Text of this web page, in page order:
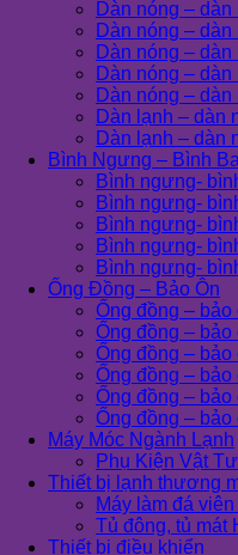
Dàn nóng –
Dàn nóng –
Dàn nóng – dàn
Dàn nóng – dàn
Dàn nóng –
Dàn lạnh – dàn
Dàn lạnh – dàn
Bình Ngưng – Bình
Bình ngưng-
Bình ngưng-
Bình ngưng-
Bình ngưng-
Bình ngưng-
Ống Đồng – Bảo Ôn
Ống đồng –
Ống đồng – bảo
Ống đồng – bảo
Ống đồng – bảo
Ống đồng –
Ống đồng – bảo
Máy Móc Ngành Lạnh
Phụ Kiện Vật Tư
Thiết bị lạnh thương
Máy làm đá
Tủ đông, tủ mát
Thiết bị điều khiển